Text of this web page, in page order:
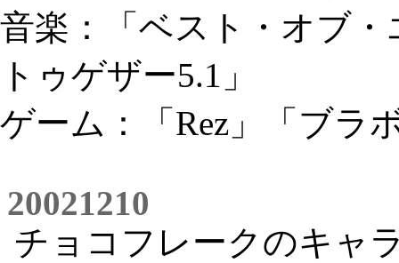
音楽：「ベスト・オブ
トゥゲザー5.1」
ゲーム：「Rez」「ブラ
20021210
チョコフレークのキャ